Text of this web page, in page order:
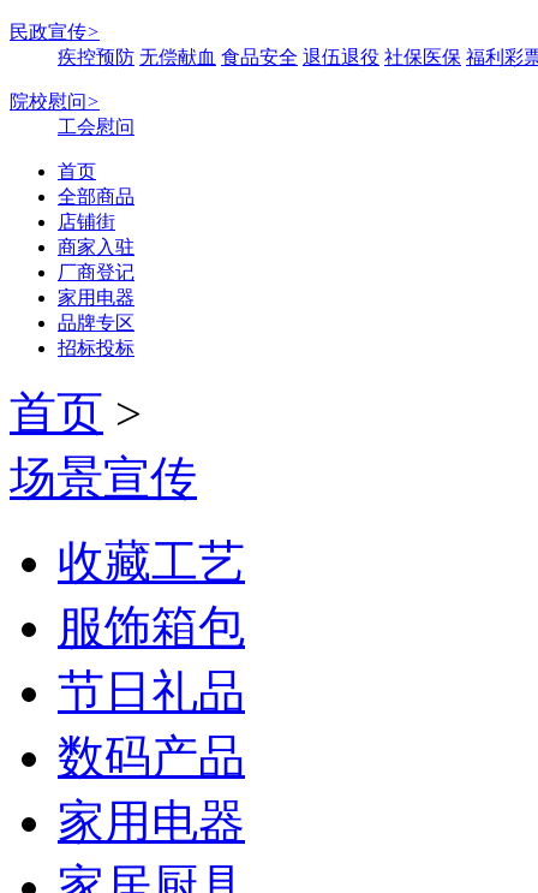
民政宣传>
疾控预防 无偿献血 食品安全 退伍退役 社保医保 福利彩
院校慰问>
工会慰问
首页
全部商品
店铺街
商家入驻
厂商登记
家用电器
品牌专区
招标投标
首页 >
场景宣传
收藏工艺
服饰箱包
节日礼品
数码产品
家用电器